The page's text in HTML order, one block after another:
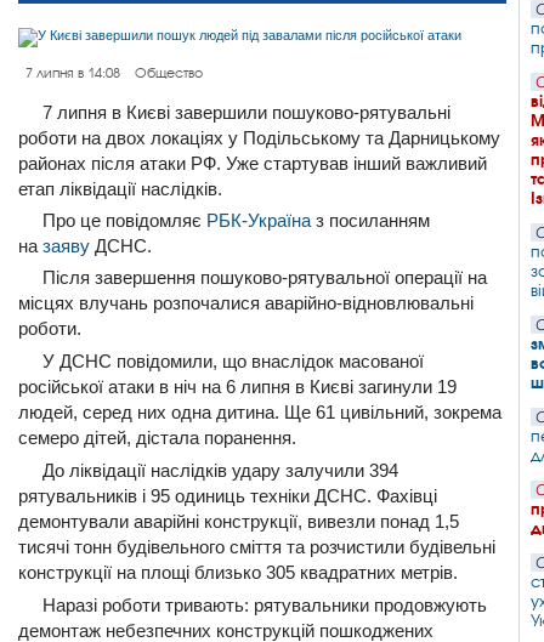
7 липня в 14:08 Общество
7 липня в Києві завершили пошуково-рятувальні
роботи на двох локаціях у Подільському та Дарницькому
районах після атаки РФ. Уже стартував інший важливий
етап ліквідації наслідків.
Про це повідомляє РБК-Україна з посиланням
на заяву ДСНС.
Після завершення пошуково-рятувальної операції на
місцях влучань розпочалися аварійно-відновлювальні
роботи.
У ДСНС повідомили, що внаслідок масованої
російської атаки в ніч на 6 липня в Києві загинули 19
людей, серед них одна дитина. Ще 61 цивільний, зокрема
семеро дітей, дістала поранення.
До ліквідації наслідків удару залучили 394
рятувальників і 95 одиниць техніки ДСНС. Фахівці
демонтували аварійні конструкції, вивезли понад 1,5
тисячі тонн будівельного сміття та розчистили будівельні
конструкції на площі близько 305 квадратних метрів.
Наразі роботи тривають: рятувальники продовжують
демонтаж небезпечних конструкцій пошкоджених